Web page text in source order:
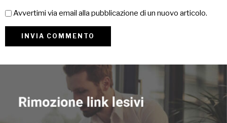
Avvertimi via email alla pubblicazione di un nuovo articolo.